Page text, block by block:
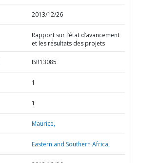
2013/12/26
Rapport sur l’état d’avancement
et les résultats des projets
ISR13085
1
1
Maurice,
Eastern and Southern Africa,